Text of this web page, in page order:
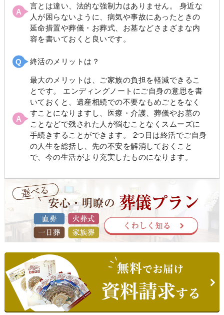
言とは違い、法的な強制力はありません。 身近な
人が困らないように、病気や事故にあったときの
延命措置や葬儀・お葬式、お墓などさまざまな内
容を書いておくと良いです。
終活のメリットは？
最大のメリットは、ご家族の負担を軽減できるこ
とです。 エンディングノートにご自身の意思を書
いておくと、遺産相続での不要なもめごとをなく
すことになりますし、医療・介護、葬儀やお墓の
ことなどで残された人が悩むことなくスムーズに
手続きすることができます。 2つ目は終活でご自身
の人生を総括し、先の不安を解消しておくこと
で、今の生活がより充実したものになります。